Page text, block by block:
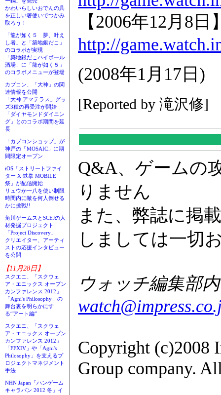
かわいらしいおでんの具
を正しい箸使いでつかみ
取ろう！
「龍が如く５ 夢、叶え
し者」と「築地銀だこ」
のコラボが実現
「築地銀だこハイボール
酒場」に「龍が如く５」
のコラボメニューが登場
カプコン、「大神」の関
連情報を公開
「大神 アマテラス」グッ
ズ3種の再受注が開始
「ダイヤモンドダイニン
グ」とのコラボ期間を延
長
「カプコンショップ」が
神戸の「MOSAIC」に期
間限定オープン
iOS「ストリートファイ
ター X 鉄拳 MOBILE
祭」が配信開始
リュウか一八を使い制限
時間内に敵を何人倒せる
かに挑戦!!
角川ゲームスとSCEJの人
材発掘プロジェクト
「Project Discovery」
クリエイター、アーティ
ストの応援インタビュー
を公開
【11月28日】
スクエニ、「スクウェ
ア・エニックス オープン
カンファレンス 2012」
「Agni's Philosophy」の
舞台裏を明らかにす
る“アート編”
スクエニ、「スクウェ
ア・エニックス オープン
カンファレンス 2012」
「FFXIV」や「Agni's
Philosophy」を支えるプ
ロジェクトマネジメント
手法
NHN Japan「ハンゲーム
キャラバン 2012 冬」イ
【2006年12月8
http://
(2008年1月17日)
[Reported by 滝沢修]
Q&A、ゲームの
りません
また、弊誌に掲
しましては一切
ウォッチ編集部
Copyright (c)2008
Group company.